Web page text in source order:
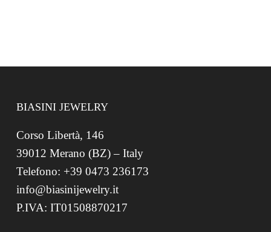
BIASINI JEWELRY
Corso Libertà, 146
39012 Merano (BZ) – Italy
Telefono: +39 0473 236173
info@biasinijewelry.it
P.IVA: IT01508870217